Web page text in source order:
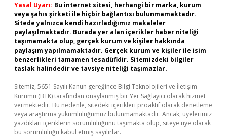
Yasal Uyarı: Bu internet sitesi, herhangi bir marka, kurum
veya şahıs şirketi ile hiçbir bağlantısı bulunmamaktadır.
Sitede yalnızca kendi hazırladığımız makaleler
paylaşılmaktadır. Burada yer alan içerikler haber niteliği
taşımamakta olup, gerçek kurum ve kişiler hakkında
paylaşım yapılmamaktadır. Gerçek kurum ve kişiler ile isim
benzerlikleri tamamen tesadüfidir. Sitemizdeki bilgiler
taslak halindedir ve tavsiye niteliği taşımazlar.
Sitemiz, 5651 Sayılı Kanun gereğince Bilgi Teknolojileri ve İletişim
Kurumu (BTK) tarafından onaylanmış bir Yer Sağlayıcı olarak hizmet
vermektedir. Bu nedenle, sitedeki içerikleri proaktif olarak denetleme
veya araştırma yükümlülüğümüz bulunmamaktadır. Ancak, üyelerimiz
yazdıkları içeriklerin sorumluluğunu taşımakta olup, siteye üye olarak
bu sorumluluğu kabul etmiş sayılırlar.